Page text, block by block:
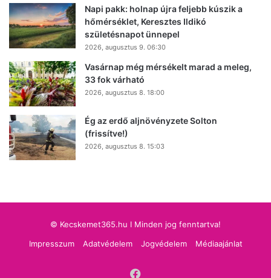
Napi pakk: holnap újra feljebb kúszik a
hőmérséklet, Keresztes Ildikó
születésnapot ünnepel
2026, augusztus 9. 06:30
Vasárnap még mérsékelt marad a meleg,
33 fok várható
2026, augusztus 8. 18:00
Ég az erdő aljnövényzete Solton
(frissítve!)
2026, augusztus 8. 15:03
© Kecskemet365.hu I Minden jog fenntartva!
Impresszum
Adatvédelem Jogvédelem Médiaajánlat
Facebook